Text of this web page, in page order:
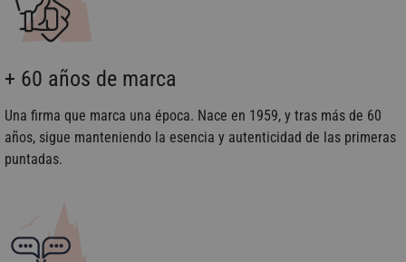
+ 60 años de marca
Una firma que marca una época. Nace en 1959, y tras más de 60
años, sigue manteniendo la esencia y autenticidad de las primeras
puntadas.